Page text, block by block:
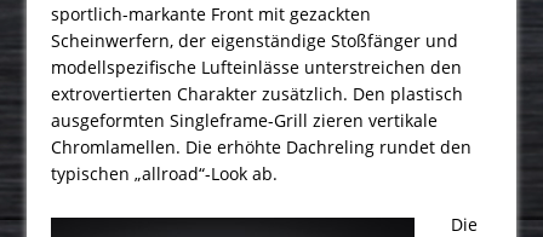
sportlich-markante Front mit gezackten
Scheinwerfern, der eigenständige Stoßfänger und
modellspezifische Lufteinlässe unterstreichen den
extrovertierten Charakter zusätzlich. Den plastisch
ausgeformten Singleframe-Grill zieren vertikale
Chromlamellen. Die erhöhte Dachreling rundet den
typischen „allroad“-Look ab.
Die